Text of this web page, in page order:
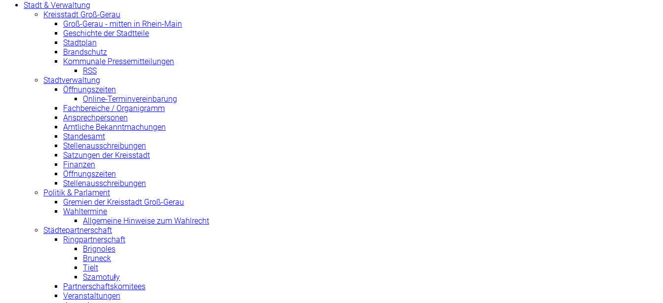
Stadt & Verwaltung
Kreisstadt Groß-Gerau
Groß-Gerau - mitten in Rhein-Main
Geschichte der Stadtteile
Stadtplan
Brandschutz
Kommunale Pressemitteilungen
RSS
Stadtverwaltung
Öffnungszeiten
Online-Terminvereinbarung
Fachbereiche / Organigramm
Ansprechpersonen
Amtliche Bekanntmachungen
Standesamt
Stellenausschreibungen
Satzungen der Kreisstadt
Finanzen
Öffnungszeiten
Stellenausschreibungen
Politik & Parlament
Gremien der Kreisstadt Groß-Gerau
Wahltermine
Allgemeine Hinweise zum Wahlrecht
Städtepartnerschaft
Ringpartnerschaft
Brignoles
Bruneck
Tielt
Szamotuły
Partnerschaftskomitees
Veranstaltungen